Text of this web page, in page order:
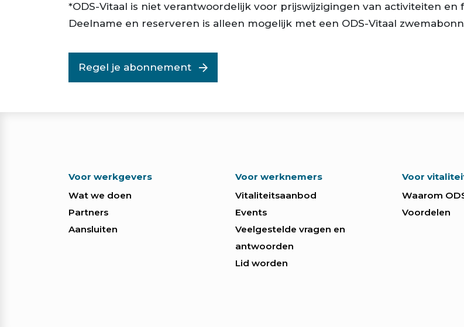
*ODS-Vitaal is niet verantwoordelijk voor prijswijzigingen van activiteiten en
Deelname en reserveren is alleen mogelijk met een ODS-Vitaal
Regel je abonnement
Voor werkgevers
Wat we doen
Partners
Aansluiten
Voor werknemers
Vitaliteitsaanbod
Events
Veelgestelde vragen en
antwoorden
Lid worden
Voor
Waarom
Voordelen